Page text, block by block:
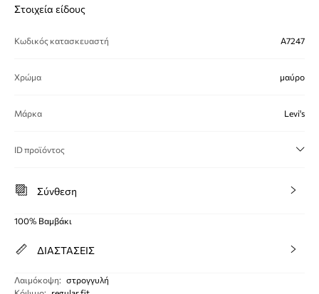
Στοιχεία είδους
Κωδικός κατασκευαστή A7247
Χρώμα μαύρο
Μάρκα Levi's
ID προϊόντος
Σύνθεση
100% Βαμβάκι
ΔΙΑΣΤΑΣΕΙΣ
Λαιμόκοψη: στρογγυλή